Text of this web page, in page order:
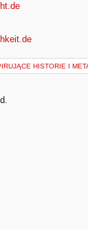
HISTORIE I